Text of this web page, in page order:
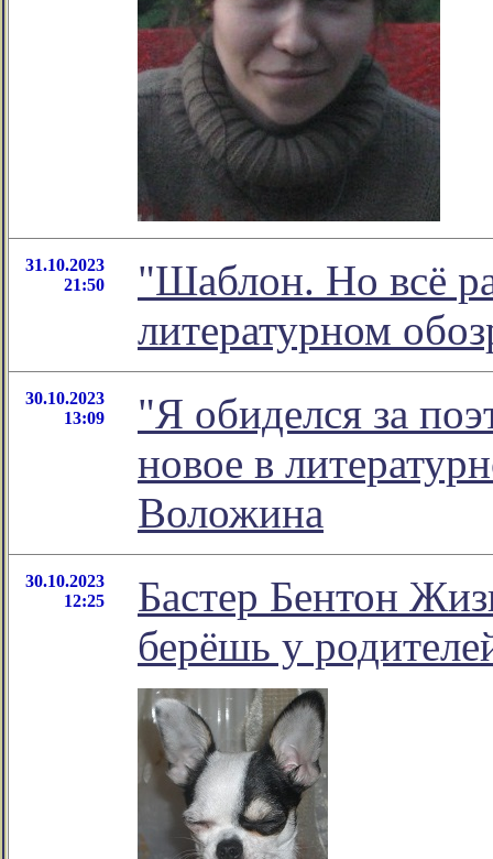
31.10.2023
21:50
"Шаблон. Но всё
литературном
30.10.2023
13:09
"Я обиделся за
новое в
Воложина
30.10.2023
12:25
Бастер Бентон
берёшь у